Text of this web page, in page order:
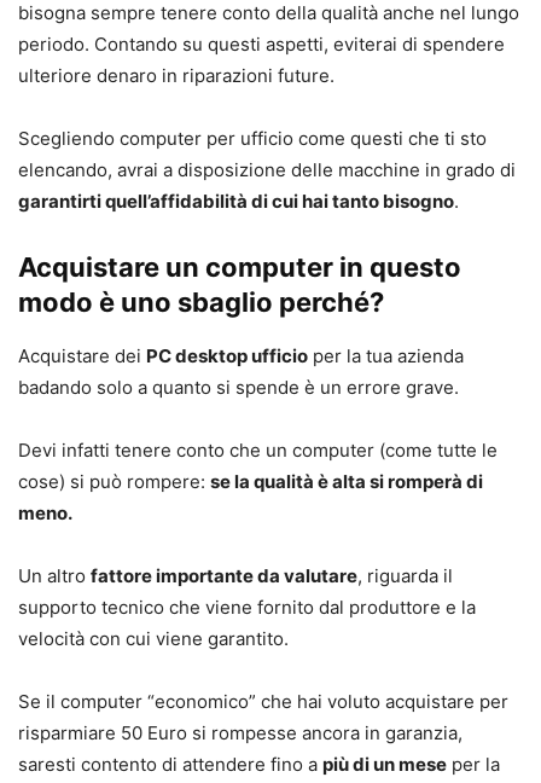
bisogna sempre tenere conto della qualità anche nel lungo
periodo. Contando su questi aspetti, eviterai di spendere
ulteriore denaro in riparazioni future.
Scegliendo computer per ufficio come questi che ti sto
elencando, avrai a disposizione delle macchine in grado di
garantirti quell’affidabilità di cui hai tanto bisogno.
Acquistare un computer in questo
modo è uno sbaglio perché?
Acquistare dei PC desktop ufficio per la tua azienda
badando solo a quanto si spende è un errore grave.
Devi infatti tenere conto che un computer (come tutte le
cose) si può rompere: se la qualità è alta si romperà di
meno.
Un altro fattore importante da valutare, riguarda il
supporto tecnico che viene fornito dal produttore e la
velocità con cui viene garantito.
Se il computer “economico” che hai voluto acquistare per
risparmiare 50 Euro si rompesse ancora in garanzia,
saresti contento di attendere fino a più di un mese per la